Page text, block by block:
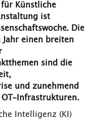
für Künstliche
ist
Die
Jahr einen breiten
sind die
und zunehmend
Infrastrukturen.
Intelligenz (KI)